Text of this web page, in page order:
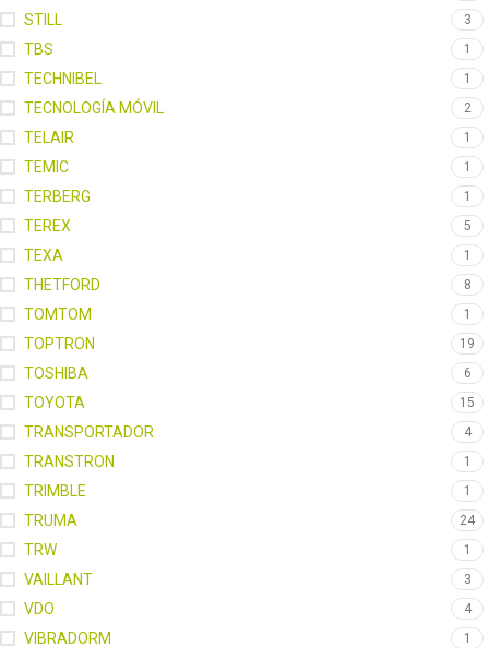
STILL 3
TBS 1
TECHNIBEL 1
TECNOLOGÍA MÓVIL 2
TELAIR 1
TEMIC 1
TERBERG 1
TEREX 5
TEXA 1
THETFORD 8
TOMTOM 1
TOPTRON 19
TOSHIBA 6
TOYOTA 15
TRANSPORTADOR 4
TRANSTRON 1
TRIMBLE 1
TRUMA 24
TRW 1
VAILLANT 3
VDO 4
VIBRADORM 1